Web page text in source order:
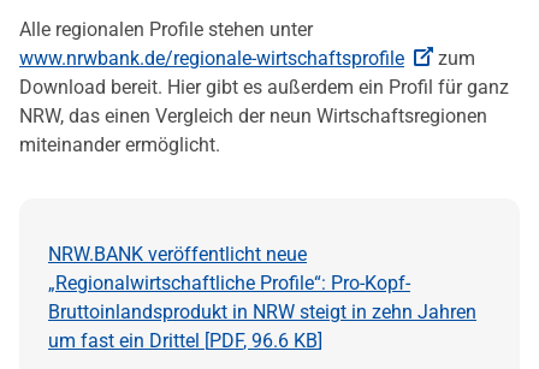
Alle regionalen Profile stehen unter
www.nrwbank.de/regionale-wirtschaftsprofile
zum
Download bereit. Hier gibt es außerdem ein Profil für ganz
NRW, das einen Vergleich der neun Wirtschaftsregionen
miteinander ermöglicht.
NRW.BANK veröffentlicht neue
„Regionalwirtschaftliche Profile“: Pro-Kopf-
Bruttoinlandsprodukt in NRW steigt in zehn Jahren
um fast ein Drittel [PDF, 96.6 KB]